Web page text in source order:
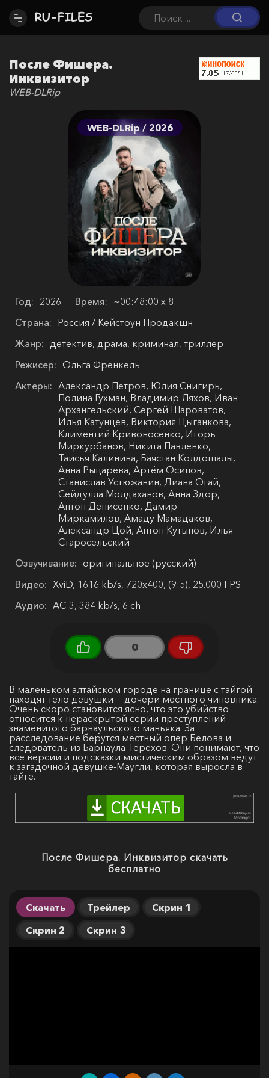
После Фишера.
Инквизитор
WEB-DLRip
WEB-DLRip / 2026
Год: 2026 Время: ~00:48:00 х 8
Страна: Россия / Кейстоун Продакшн
Жанр: детектив, драма, криминал, триллер
Режисер: Ольга Френкель
Актеры: Александр Петров, Юлия Снигирь,
Полина Гухман, Владимир Ляхов, Иван
Архангельский, Сергей Шароватов,
Илья Катунцев, Виктория Цыганкова,
Климентий Кривоносенко, Игорь
Миркурбанов, Никита Павленко,
Таисья Калинина, Баястан Колдошалы,
Анна Рыцарева, Артём Осипов,
Станислав Устюжанин, Диана Огай,
Сейдулла Молдаханов, Анна Здор,
Антон Денисенко, Дамир
Миркамилов, Амаду Мамадаков,
Александр Цой, Антон Кутынов, Илья
Старосельский
Озвучивание: оригинальное (русский)
Видео: XviD, 1616 kb/s, 720x400, (9:5), 25.000 FPS
Аудио: AC-3, 384 kb/s, 6 ch
0
В маленьком алтайском городе на границе с тайгой
находят тело девушки — дочери местного чиновника.
Очень скоро становится ясно, что это убийство
относится к нераскрытой серии преступлений
знаменитого барнаульского маньяка. За
расследование берутся местный опер Белова и
следователь из Барнаула Терехов. Они понимают, что
все версии и подсказки мистическим образом ведут
к загадочной девушке-Маугли, которая выросла в
тайге.
После Фишера. Инквизитор скачать
бесплатно
Скачать Трейлер
Скрин 1
Скрин 2
Скрин 3